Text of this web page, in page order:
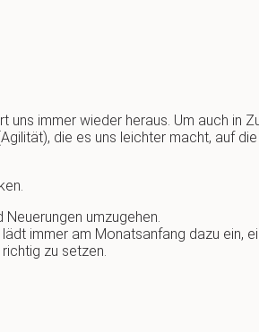
immer wieder heraus. Um auch in
die es uns leichter macht, auf
umzugehen.
immer am Monatsanfang dazu ein,
zu setzen.